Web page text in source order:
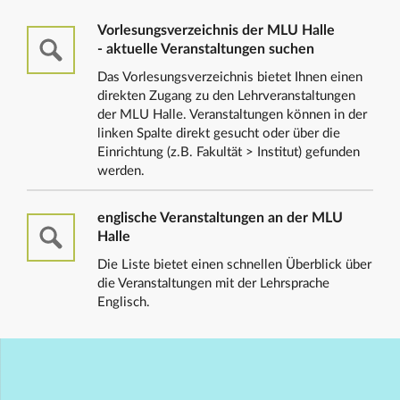
Vorlesungsverzeichnis der MLU Halle
- aktuelle Veranstaltungen suchen
Das Vorlesungsverzeichnis bietet Ihnen einen
direkten Zugang zu den Lehrveranstaltungen
der MLU Halle. Veranstaltungen können in der
linken Spalte direkt gesucht oder über die
Einrichtung (z.B. Fakultät > Institut) gefunden
werden.
englische Veranstaltungen an der MLU
Halle
Die Liste bietet einen schnellen Überblick über
die Veranstaltungen mit der Lehrsprache
Englisch.